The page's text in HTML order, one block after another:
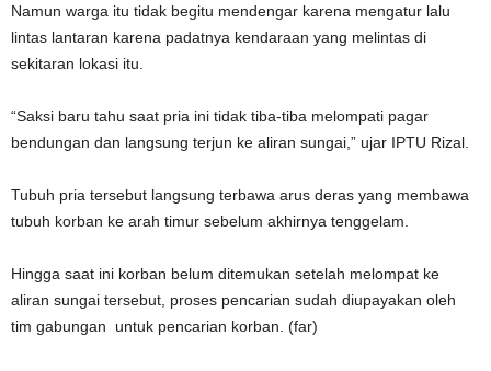
Namun warga itu tidak begitu mendengar karena mengatur lalu
lintas lantaran karena padatnya kendaraan yang melintas di
sekitaran lokasi itu.
“Saksi baru tahu saat pria ini tidak tiba-tiba melompati pagar
bendungan dan langsung terjun ke aliran sungai,” ujar IPTU Rizal.
Tubuh pria tersebut langsung terbawa arus deras yang membawa
tubuh korban ke arah timur sebelum akhirnya tenggelam.
Hingga saat ini korban belum ditemukan setelah melompat ke
aliran sungai tersebut, proses pencarian sudah diupayakan oleh
tim gabungan untuk pencarian korban. (far)